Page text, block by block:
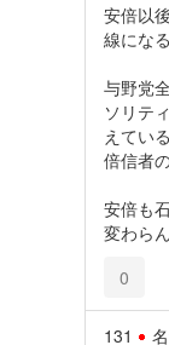
安倍以
線にな
与野党
ソリテ
えてい
倍信者
安倍も
変わら
0
131